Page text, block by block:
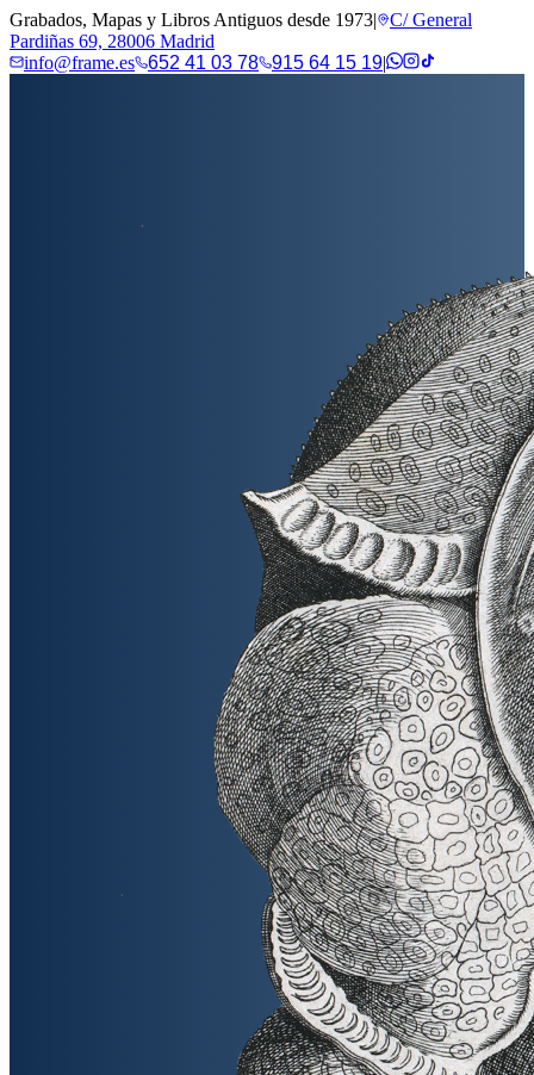
Grabados, Mapas y Libros Antiguos desde 1973|
C/ General
Pardiñas 69, 28006 Madrid
info@frame.es
652 41 03 78 915 64 15 19|